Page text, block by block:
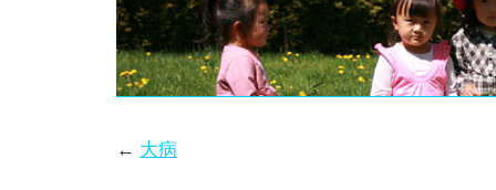
← 大病